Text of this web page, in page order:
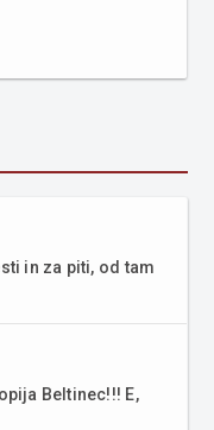
in za piti, od tam
Beltinec!!! E,